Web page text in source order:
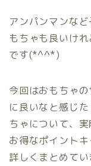
アンパンマンな
もちゃも良いけ
です(*^^*)
今回はおもちゃ
に良いなと感じた
ちゃについて、
お得なポイント
詳しくまとめてい